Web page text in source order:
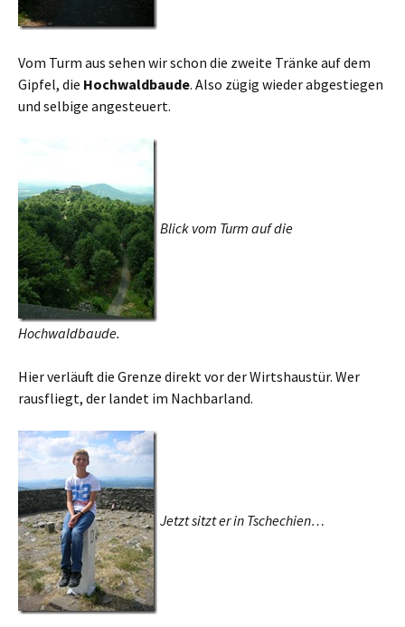
Vom Turm aus sehen wir schon die zweite Tränke auf dem
Gipfel, die Hochwaldbaude. Also zügig wieder abgestiegen
und selbige angesteuert.
Blick vom Turm auf die
Hochwaldbaude.
Hier verläuft die Grenze direkt vor der Wirtshaustür. Wer
rausfliegt, der landet im Nachbarland.
Jetzt sitzt er in Tschechien…